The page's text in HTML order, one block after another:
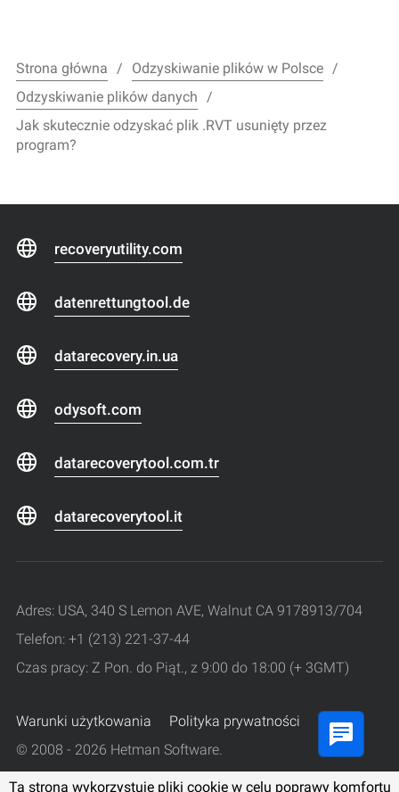
Ta strona wykorzystuje pliki cookie w celu poprawy komfortu
Strona główna
Odzyskiwanie plików w Polsce
Odzyskiwanie plików danych
Jak skutecznie odzyskać plik .RVT usunięty przez
program?
recoveryutility.com
datenrettungtool.de
datarecovery.in.ua
odysoft.com
datarecoverytool.com.tr
datarecoverytool.it
Adres: USA, 340 S Lemon AVE, Walnut CA 9178913/704
Telefon: +1 (213) 221-37-44
Czas pracy: Z Pon. do Piąt., z 9:00 do 18:00 (+ 3GMT)
Warunki użytkowania
Polityka prywatności
© 2008 - 2026 Hetman Software.
Wszelkie prawa zastrzeżone.